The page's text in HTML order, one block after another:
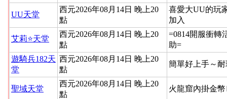
UU天堂
西元2026年08月14日 晚上20
點
喜愛大UU的玩
加入
艾莉⭐天堂
西元2026年08月14日 晚上20
點
=0814開服衝轉
助=
遊騎兵182天
堂
西元2026年08月14日 晚上20
點
簡單好上手～
聖域天堂
西元2026年08月14日 晚上20
點
火龍窟內掛金